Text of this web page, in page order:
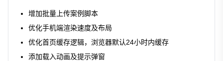
增加批量上传案例脚本
优化手机端渲染速度及布局
优化首页缓存逻辑，浏览器默认24小时内缓存
添加载入动画及提示弹窗